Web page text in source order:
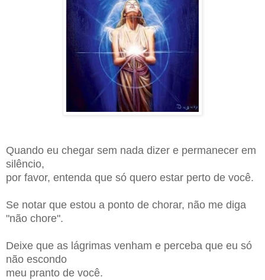
Quando eu chegar sem nada dizer e permanecer em
silêncio,
por favor, entenda que só quero estar perto de você.
Se notar que estou a ponto de chorar, não me diga
"não chore".
Deixe que as lágrimas venham e perceba que eu só
não escondo
meu pranto de você.